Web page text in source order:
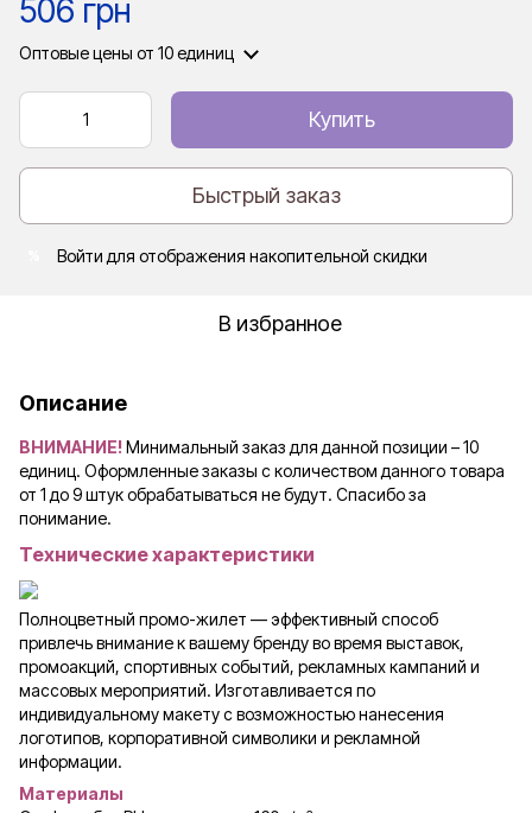
506 грн
Оптовые цены от 10 единиц
Купить
Быстрый заказ
Войти для отображения накопительной скидки
В избранное
Описание
ВНИМАНИЕ!Минимальный заказ для данной позиции – 10
единиц. Оформленные заказы с количеством данного товара
от 1 до 9 штук обрабатываться не будут. Спасибо за
понимание.
Технические характеристики
Полноцветный промо-жилет — эффективный способ
привлечь внимание к вашему бренду во время выставок,
промоакций, спортивных событий, рекламных кампаний и
массовых мероприятий. Изготавливается по
индивидуальному макету с возможностью нанесения
логотипов, корпоративной символики и рекламной
информации.
Материалы